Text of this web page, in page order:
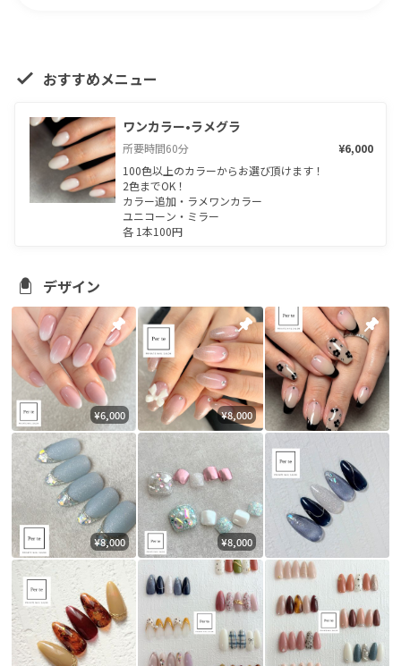
おすすめメニュー
ワンカラー•ラメグラ
所要時間60分
¥6,000
100色以上のカラーからお選び頂けます！
2色までOK！
カラー追加・ラメワンカラー
ユニコーン・ミラー
各 1本100円
デザイン
¥6,000 ¥8,000
¥8,000 ¥8,000